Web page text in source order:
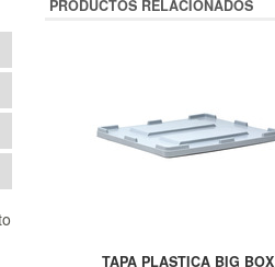
PRODUCTOS RELACIONADOS
TAPA PLASTICA BIG BOX